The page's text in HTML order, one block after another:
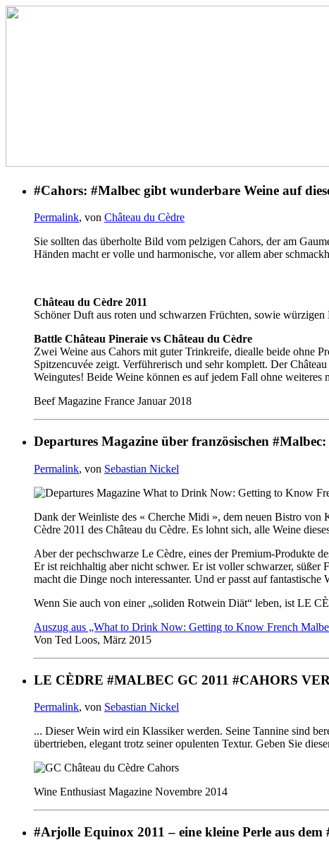
#Cahors: #Malbec gibt wunderbare Weine auf
Permalink, von Château du Cèdre
Sie sollten das überholte Bild vom pelzigen Cahors, der am
Händen macht er volle und harmonische, vor allem aber
Château du Cèdre 2011
Schöner Duft aus roten und schwarzen Früchten, sowie
Battle Château Pineraie vs Château du Cèdre
Zwei Weine aus Cahors mit guter Trinkreife, diealle beide ohne
Spitzencuvée zeigt. Verführerisch und sehr komplett. Der
Weingutes! Beide Weine können es auf jedem Fall ohne
Beef Magazine France Januar 2018
Departures Magazine über französischen
Permalink, von Sebastian Nickel
Dank der Weinliste des « Cherche Midi », dem neuen Bistro
Cèdre 2011 des Château du Cèdre. Es lohnt sich, alle Weine
Aber der pechschwarze Le Cèdre, eines der Premium-Produkte
Er ist reichhaltig aber nicht schwer. Er ist voller schwarzer, süßer
macht die Dinge noch interessanter. Und er passt auf
Wenn Sie auch von einer „soliden Rotwein Diät“ leben, ist LE
Auszug aus „What to Drink Now: Getting to Know French
Von Ted Loos, März 2015
LE CÈDRE #MALBEC GC 2011 #CAHORS
Permalink, von Sebastian Nickel
... Dieser Wein wird ein Klassiker werden. Seine Tannine sind
übertrieben, elegant trotz seiner opulenten Textur. Geben Sie
Wine Enthusiast Magazine Novembre 2014
#Arjolle Equinox 2011 – eine kleine Perle aus dem